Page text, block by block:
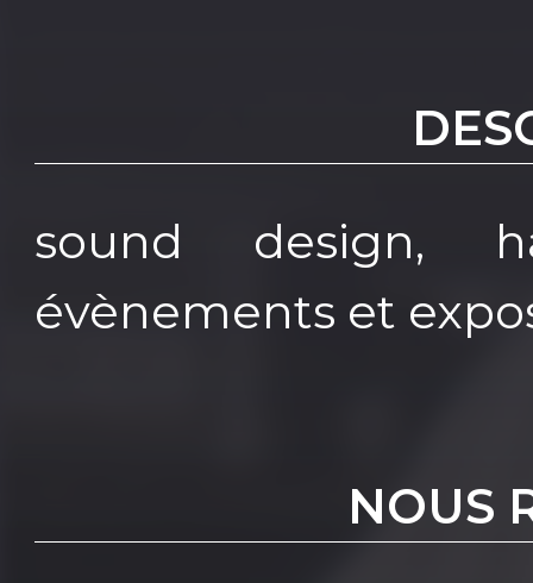
sound design,
évènements et
NOUS